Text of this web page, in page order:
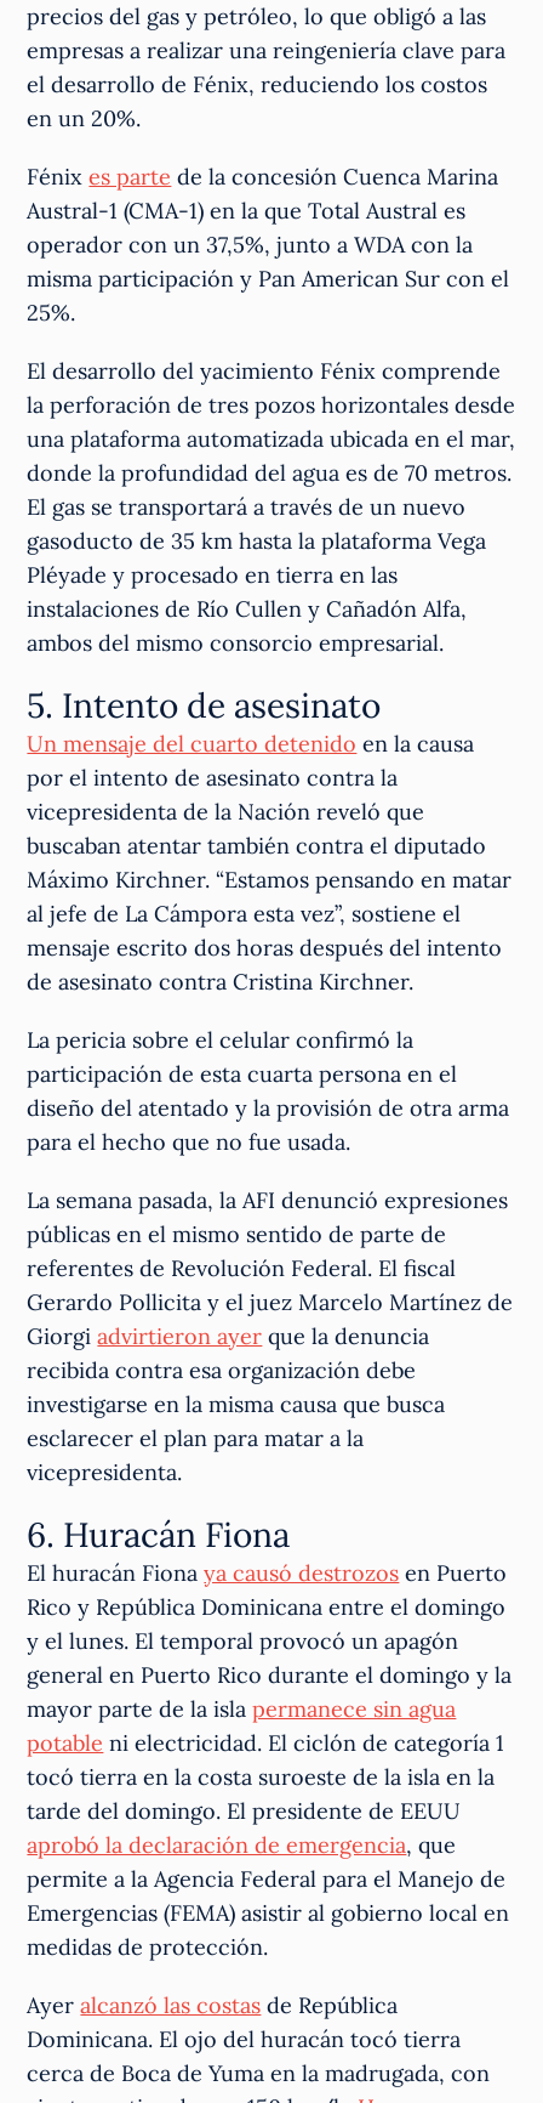
precios del gas y petróleo, lo que obligó a las
empresas a realizar una reingeniería clave para
el desarrollo de Fénix, reduciendo los costos
en un 20%.
Fénixes parte de la concesión Cuenca Marina
Austral-1 (CMA-1) en la que Total Austral es
operador con un 37,5%, junto a WDA con la
misma participación y Pan American Sur con el
25%.
El desarrollo del yacimiento Fénix comprende
la perforación de tres pozos horizontales desde
una plataforma automatizada ubicada en el mar,
donde la profundidad del agua es de 70 metros.
El gas se transportará a través de un nuevo
gasoducto de 35 km hasta la plataforma Vega
Pléyade y procesado en tierra en las
instalaciones de Río Cullen y Cañadón Alfa,
ambos del mismo consorcio empresarial.
5. Intento de asesinato
Un mensaje del cuarto detenido en la causa
por el intento de asesinato contra la
vicepresidenta de la Nación reveló que
buscaban atentar también contra el diputado
Máximo Kirchner. “Estamos pensando en matar
al jefe de La Cámpora esta vez”, sostiene el
mensaje escrito dos horas después del intento
de asesinato contra Cristina Kirchner.
La pericia sobre el celular confirmó la
participación de esta cuarta persona en el
diseño del atentado y la provisión de otra arma
para el hecho que no fue usada.
La semana pasada, la AFI denunció expresiones
públicas en el mismo sentido de parte de
referentes de Revolución Federal. El fiscal
Gerardo Pollicita y el juez Marcelo Martínez de
Giorgiadvirtieron ayer que la denuncia
recibida contra esa organización debe
investigarse en la misma causa que busca
esclarecer el plan para matar a la
vicepresidenta.
6. Huracán Fiona
El huracán Fionaya causó destrozos en Puerto
Rico y República Dominicana entre el domingo
y el lunes. El temporal provocó un apagón
general en Puerto Rico durante el domingo y la
mayor parte de la islapermanece sin agua
potable ni electricidad. El ciclón de categoría 1
tocó tierra en la costa suroeste de la isla en la
tarde del domingo. El presidente de EEUU
aprobó la declaración de emergencia, que
permite a la Agencia Federal para el Manejo de
Emergencias (FEMA) asistir al gobierno local en
medidas de protección.
Ayeralcanzó las costas de República
Dominicana. El ojo del huracán tocó tierra
cerca de Boca de Yuma en la madrugada, con